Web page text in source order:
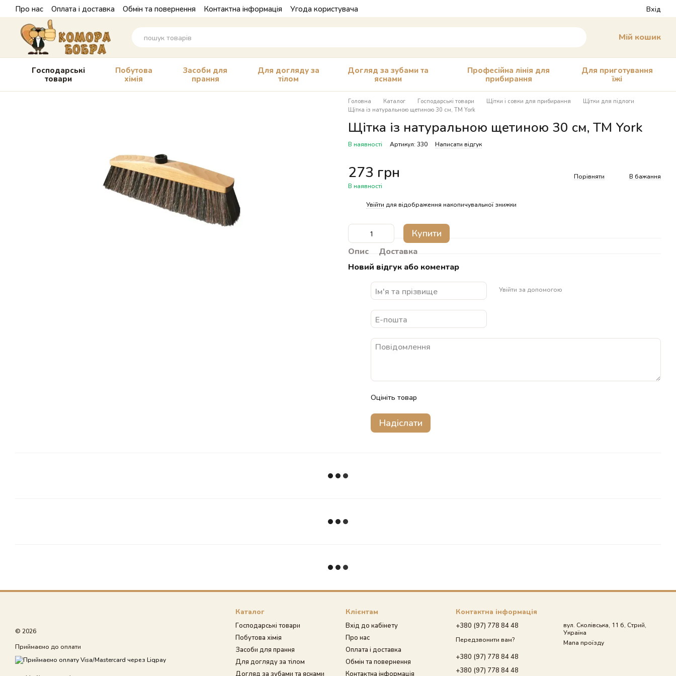
Перейти до основного контенту
Про нас Оплата і доставка Обмін та повернення Контактна інформація Угода користувача Вхід
Мій кошик
Господарські
товари
Побутова
хімія
Засоби для
прання
Для догляду за
тілом
Догляд за зубами та
яснами
Професійна лінія для
прибирання
Для приготування
їжі
Головна Каталог Господарські товари Щітки і совки для прибирання
Щітки для підлоги
Щітка із натуральною щетиною 30 см, TM York
Щітка із натуральною щетиною 30 см, TM York
В наявності Артикул: 330 Написати відгук
273 грн
В наявності
Порівняти В бажання
Увійти для відображення накопичувальної знижки
Купити
Опис
Доставка
Новий відгук або коментар
Увійти за допомогою
Оцініть товар
Надіслати
© 2026
Приймаємо до оплати
Каталог
Господарські товари
Побутова хімія
Засоби для прання
Для догляду за тілом
Догляд за зубами та яснами
Клієнтам
Вхід до кабінету
Про нас
Оплата і доставка
Обмін та повернення
Контактна інформація
Контактна інформація
+380 (97) 778 84 48
Передзвонити вам?
+380 (97) 778 84 48
+380 (97) 778 84 48
вул. Сколівська, 11 б, Стрий,
Україна
Мапа проїзду